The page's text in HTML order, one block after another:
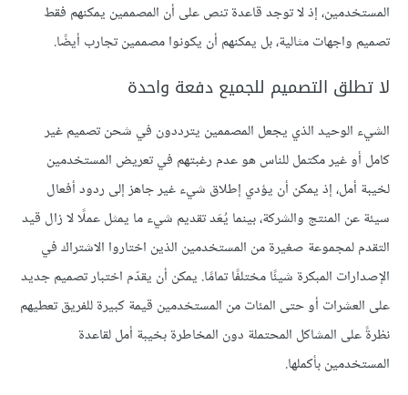
المستخدمين، إذ لا توجد قاعدة تنص على أن المصممين يمكنهم فقط
تصميم واجهات مثالية، بل يمكنهم أن يكونوا مصممين تجارب أيضًا.
لا تطلق التصميم للجميع دفعة واحدة
الشيء الوحيد الذي يجعل المصممين يترددون في شحن تصميم غير
كامل أو غير مكتمل للناس هو عدم رغبتهم في تعريض المستخدمين
لخيبة أمل، إذ يمكن أن يؤدي إطلاق شيء غير جاهز إلى ردود أفعال
سيئة عن المنتج والشركة، بينما يُعَد تقديم شيء ما يمثل عملًا لا زال قيد
التقدم لمجموعة صغيرة من المستخدمين الذين اختاروا الاشتراك في
الإصدارات المبكرة شيئًا مختلفًا تمامًا. يمكن أن يقدّم اختبار تصميم جديد
على العشرات أو حتى المئات من المستخدمين قيمة كبيرة للفريق تعطيهم
نظرةً على المشاكل المحتملة دون المخاطرة بخيبة أمل لقاعدة
المستخدمين بأكملها.